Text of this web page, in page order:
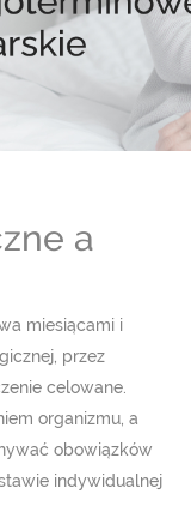
a
miesiącami i
przez
celowane.
organizmu, a
obowiązków
indywidualnej